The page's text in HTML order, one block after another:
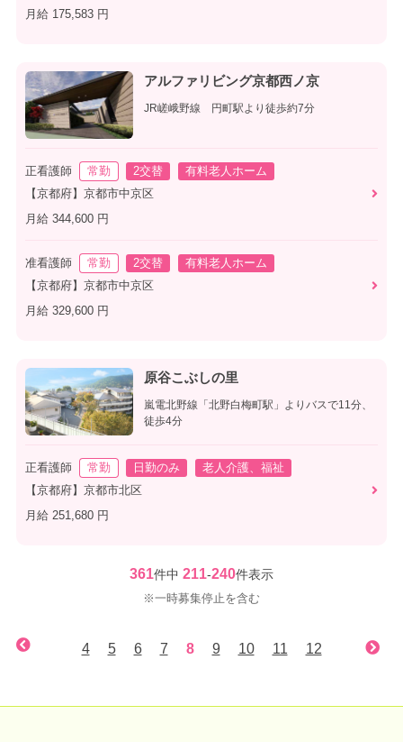
月給 175,583 円
アルファリビング京都西ノ京
JR嵯峨野線 円町駅より徒歩約7分
正看護師 常勤 2交替
有料老人ホーム
【京都府】京都市中京区
月給 344,600 円
准看護師 常勤 2交替
有料老人ホーム
【京都府】京都市中京区
月給 329,600 円
原谷こぶしの里
嵐電北野線「北野白梅町駅」よりバスで11分、
徒歩4分
正看護師 常勤 日勤のみ
老人介護、福祉
【京都府】京都市北区
月給 251,680 円
361件中 211-240件表示
※一時募集停止を含む
4 5 6 7 8 9 10 11 12